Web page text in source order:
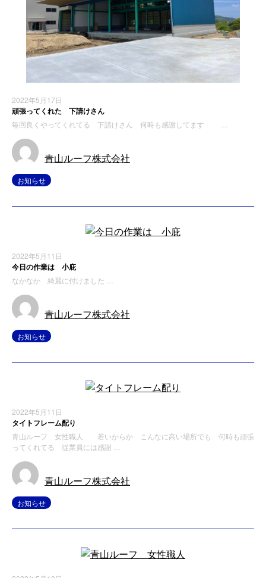
2022年5月17日
頑張ってくれた 下請けさん
毎回良くやってくれてる 下請けさん 何時も感謝してます …
青山ルーフ株式会社
お知らせ
2022年5月11日
今日の作業は 小庇
なかなか 綺麗に付けました …
青山ルーフ株式会社
お知らせ
2022年5月11日
タイトフレーム配り
青山ルーフ 女性職人 若いからか こんなに高い場所でも 何時も頑張
ってくれてる 従業員には感謝 …
青山ルーフ株式会社
お知らせ